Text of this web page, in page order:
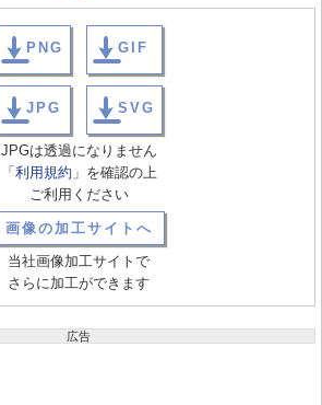
PNG GIF
JPG SVG
JPGは透過になりません
「 利用規約 」を確認の上
ご利用ください
画像の加工サイトへ
当社画像加工サイトで
さらに加工ができます
広告